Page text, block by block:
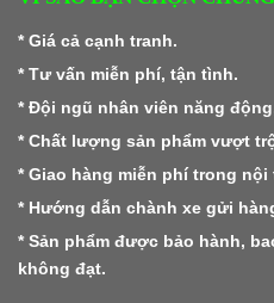
* Giá cả cạnh tranh.
* Tư vấn miễn phí, tận tình.
* Đội ngũ nhân viên năng
* Chất lượng sản phẩm vượt
* Giao hàng miễn phí trong nội
* Hướng dẫn chành xe gửi
* Sản phẩm được bảo hành,
không đạt.